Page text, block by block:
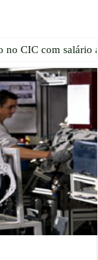
no CIC com salário